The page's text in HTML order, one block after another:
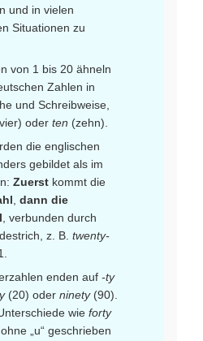
und in vielen
Situationen zu
von 1 bis 20 ähneln
Zahlen in
und Schreibweise,
oder ten (zehn).
die englischen
gebildet als im
Zuerst kommt die
dann die
, verbunden durch
z. B. twenty-
enden auf -ty
(20) oder ninety(90).
wie forty
„u“ geschrieben